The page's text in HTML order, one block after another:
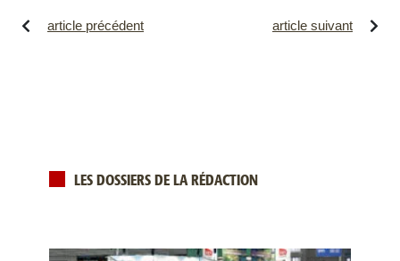
article précédent article suivant
LES DOSSIERS DE LA RÉDACTION